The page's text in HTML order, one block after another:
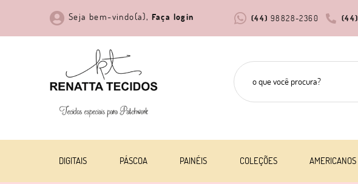
Seja bem-vindo(a), Faça login (44)
(44) 98828-2360
DIGITAIS PÁSCOA PAINÉIS COLEÇÕES AMERICANOS